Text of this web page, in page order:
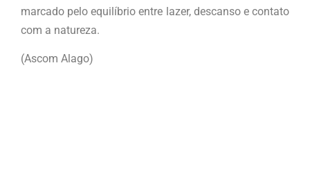
marcado pelo equilíbrio entre lazer, descanso e contato
com a natureza.
(Ascom Alago)